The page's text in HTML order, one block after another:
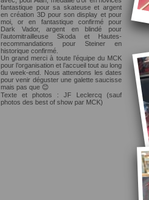
fantastique pour sa skateuse et argent
en création 3D pour son display et pour
moi, or en fantastique confirmé pour
Dark Vador, argent en blindé pour
l’automitrailleuse Skoda et Hautes-
recommandations pour Steiner en
historique confirmé.
Un grand merci à toute l’équipe du MCK
pour l’organisation et l’accueil tout au long
du week-end. Nous attendons les dates
pour venir déguster une galette saucisse
mais pas que 😊
Texte et photos : JF Leclercq (sauf
photos des best of show par MCK)